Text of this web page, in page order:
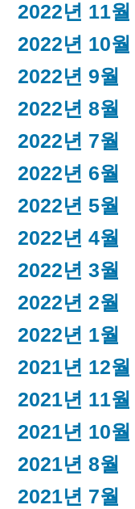
2022년 11월
2022년 10월
2022년 9월
2022년 8월
2022년 7월
2022년 6월
2022년 5월
2022년 4월
2022년 3월
2022년 2월
2022년 1월
2021년 12월
2021년 11월
2021년 10월
2021년 8월
2021년 7월